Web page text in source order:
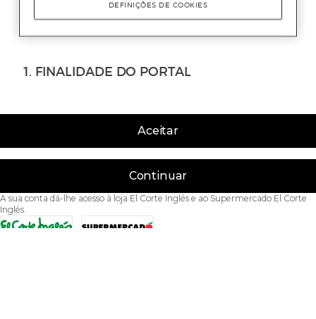
Aceitar
Continuar
A sua conta dá-lhe acesso à loja El Corte Inglés e ao Supermercado El Corte
Inglés.